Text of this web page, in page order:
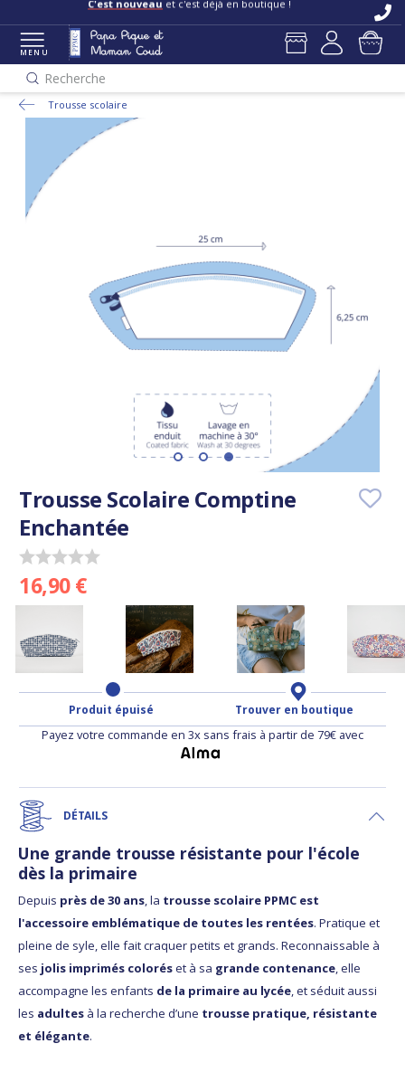
C'est nouveau et c'est déjà en boutique !
MENU
Recherche
Trousse scolaire
Trousse Scolaire Comptine
Enchantée
16,90 €
Produit épuisé Trouver en boutique
Payez votre commande en 3x sans frais à partir de 79€ avec
DÉTAILS
Une grande trousse résistante pour l'école
dès la primaire
Depuis près de 30 ans, la trousse scolaire PPMC est
l'accessoire emblématique de toutes les rentées. Pratique et
pleine de syle, elle fait craquer petits et grands. Reconnaissable à
ses jolis imprimés coloréset à sa grande contenance, elle
accompagne les enfants de la primaire au lycée, et séduit aussi
les adultes à la recherche d’une trousse pratique, résistante
et élégante.